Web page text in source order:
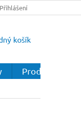
Přihlášení
košík
Prodejna